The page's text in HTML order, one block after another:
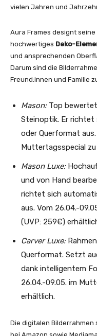
vielen Jahren und
Aura Frames designt
hochwertiges Deko-
und ansprechenden
Darum sind die
Freund:innen und Familie
Mason: Top
Steinoptik. Er
oder Querformat
Muttertagsspecial
Mason Luxe:
und von Hand
richtet sich
aus. Vom 26.04.-
(UVP: 259€)
Carver Luxe:
Querformat. Setzt
dank intelligentem
26.04.-09.05. im
erhältlich.
Die digitalen